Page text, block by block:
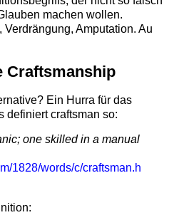
machen wollen.
Amputation. Au
Craftsmanship
Ein Hurra für das
definiert craftsman so:
one skilled in a manual
1828/words/c/craftsman.h